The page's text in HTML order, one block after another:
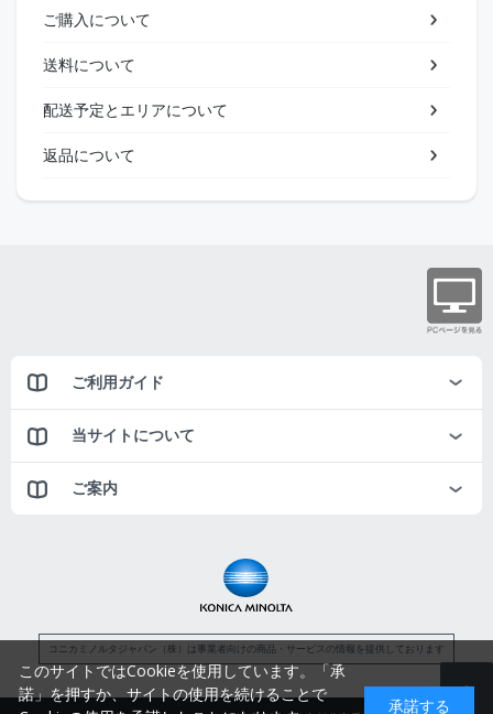
ご購入について
送料について
配送予定とエリアについて
返品について
ご利用ガイド
当サイトについて
ご案内
コニカミノルタジャパン（株）は事業者向けの商品・サービスの情報を提供しております
このサイトではCookieを使用しています。「承
諾」を押すか、サイトの使用を続けることで
承諾する